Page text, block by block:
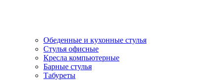
Обеденные и кухонные стулья
Стулья офисные
Кресла компьютерные
Барные стулья
Табуреты